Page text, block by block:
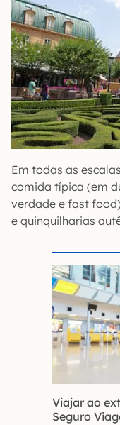
Em todas as
comida típica (em
verdade e fast
e quinquilharias
Viajar ao
Seguro